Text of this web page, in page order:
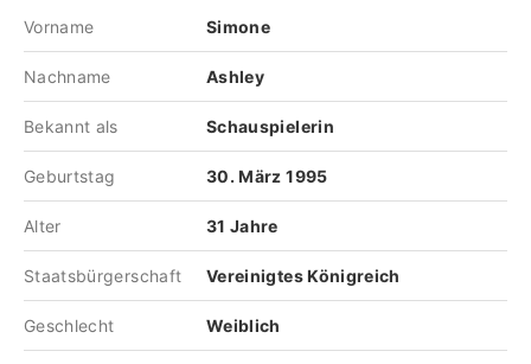
Vorname Simone
Nachname Ashley
Bekannt als Schauspielerin
Geburtstag 30. März 1995
Alter 31 Jahre
Staatsbürgerschaft Vereinigtes Königreich
Geschlecht Weiblich